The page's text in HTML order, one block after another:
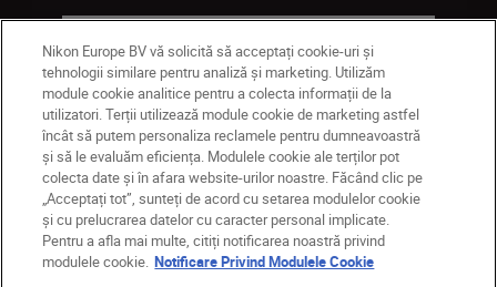
Companie
MD Nikon Sites
Contactaţi-ne
Politică de confidențialitate
Nikon Europe BV vă solicită să acceptați cookie-uri și
tehnologii similare pentru analiză și marketing. Utilizăm
module cookie analitice pentru a colecta informații de la
utilizatori. Terții utilizează module cookie de marketing astfel
încât să putem personaliza reclamele pentru dumneavoastră
și să le evaluăm eficiența. Modulele cookie ale terților pot
colecta date și în afara website-urilor noastre. Făcând clic pe
„Acceptați tot”, sunteți de acord cu setarea modulelor cookie
și cu prelucrarea datelor cu caracter personal implicate.
Pentru a afla mai multe, citiți notificarea noastră privind
modulele cookie. Notificare Privind Modulele Cookie